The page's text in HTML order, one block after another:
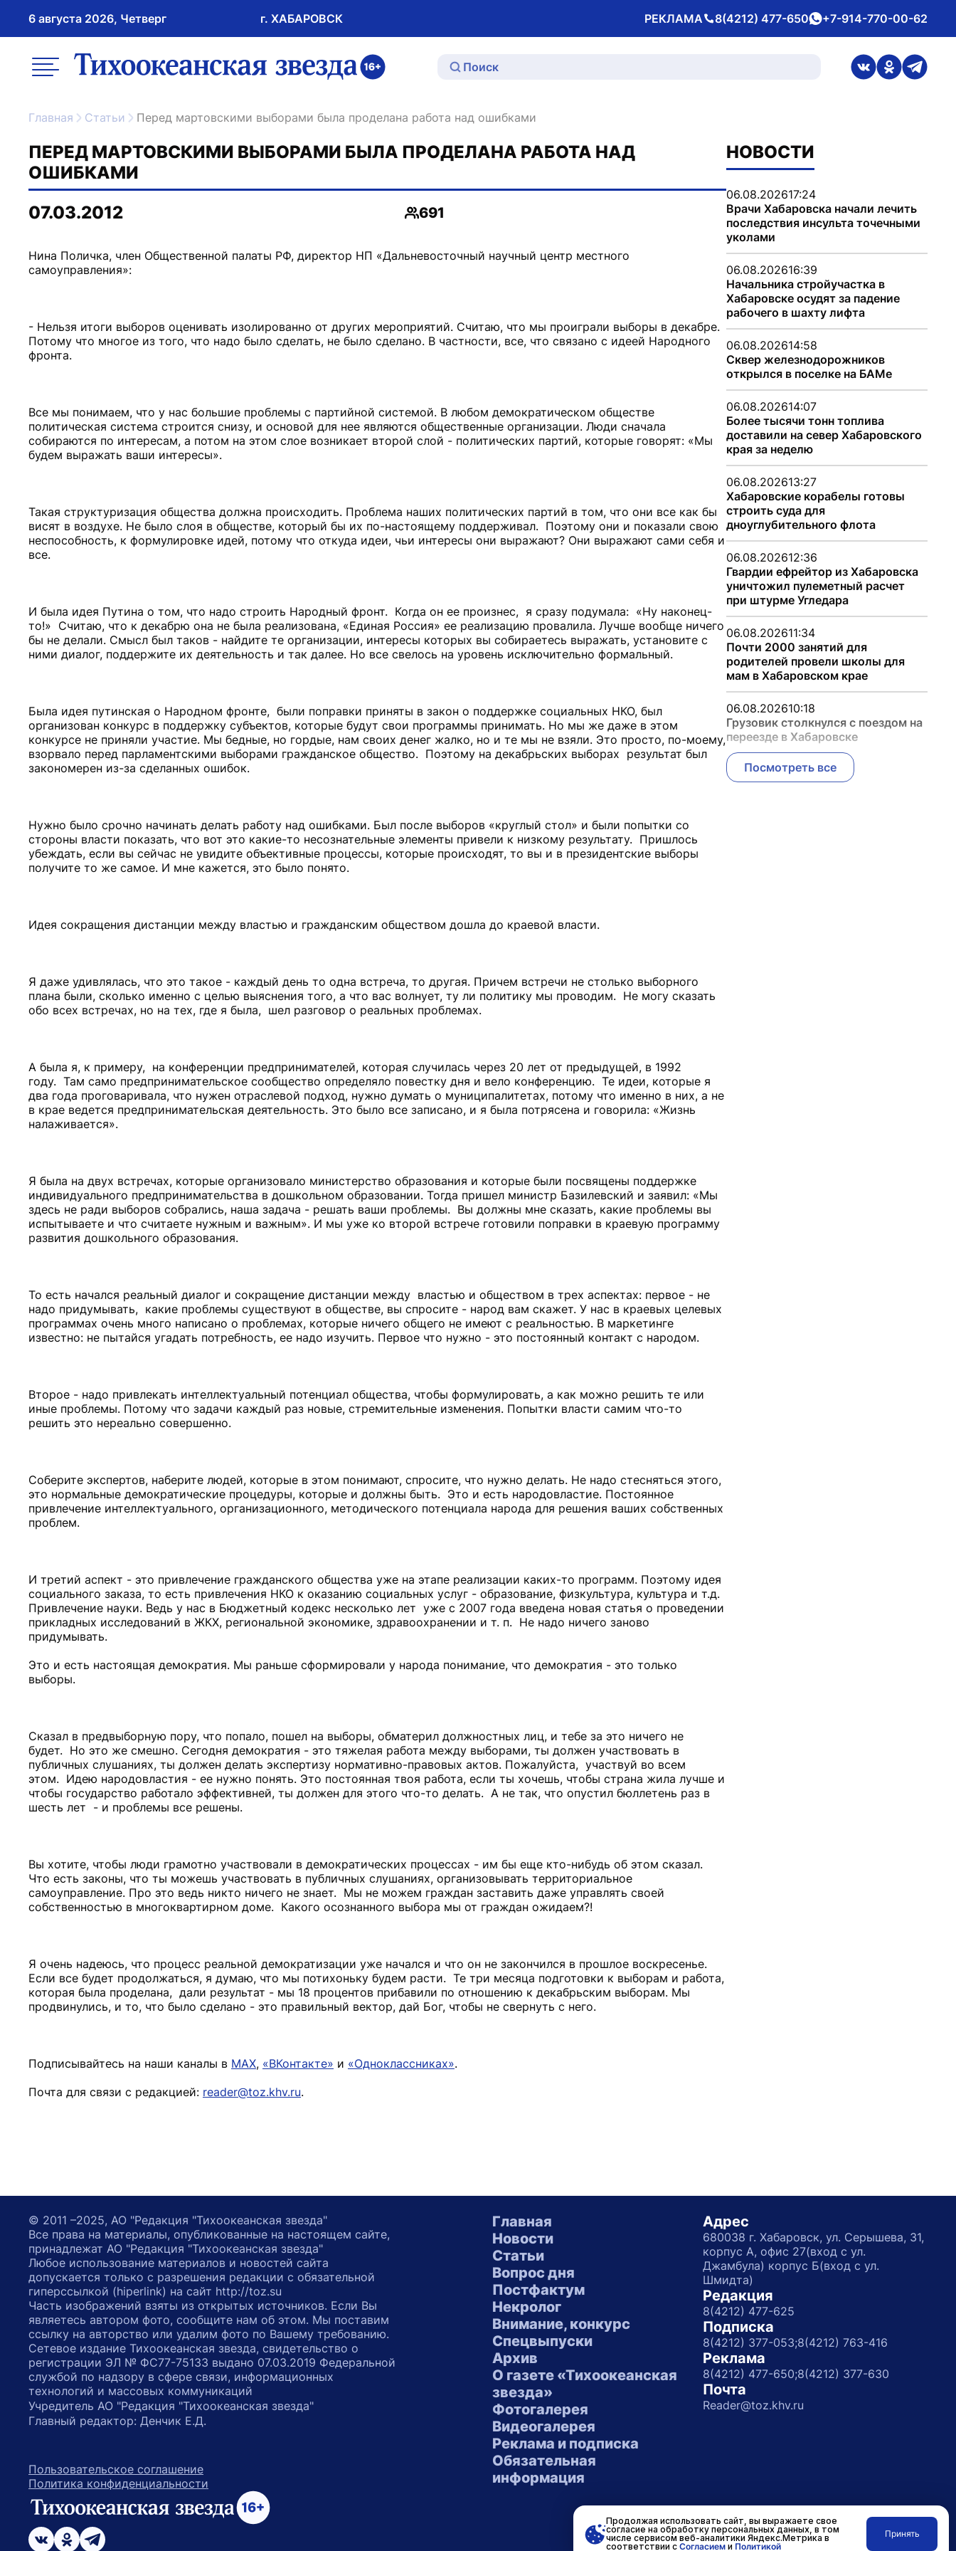
6 августа 2026, Четверг г. ХАБАРОВСК РЕКЛАМА
Телефон 8(4212) 477-650whatsApp
+7-914-770-00-62
меню ссылка на главную
ссылка на
ссылка на
Главная Статьи Перед мартовскими выборами была проделана работа над ошибками
ПЕРЕД МАРТОВСКИМИ ВЫБОРАМИ БЫЛА ПРОДЕЛАНА РАБОТА НАД
ОШИБКАМИ
07.03.2012
Просмотры
691
Нина Поличка, член Общественной палаты РФ, директор НП «Дальневосточный научный центр местного
самоуправления»:
- Нельзя итоги выборов оценивать изолированно от других мероприятий. Считаю, что мы проиграли выборы в декабре.
Потому что многое из того, что надо было сделать, не было сделано. В частности, все, что связано с идеей Народного
фронта.
Все мы понимаем, что у нас большие проблемы с партийной системой. В любом демократическом обществе
политическая система строится снизу, и основой для нее являются общественные организации. Люди сначала
собираются по интересам, а потом на этом слое возникает второй слой - политических партий, которые говорят: «Мы
будем выражать ваши интересы».
Такая структуризация общества должна происходить. Проблема наших политических партий в том, что они все как бы
висят в воздухе. Не было слоя в обществе, который бы их по-настоящему поддерживал. Поэтому они и показали свою
неспособность, к формулировке идей, потому что откуда идеи, чьи интересы они выражают? Они выражают сами себя и
все.
И была идея Путина о том, что надо строить Народный фронт. Когда он ее произнес, я сразу подумала: «Ну наконец-
то!» Считаю, что к декабрю она не была реализована, «Единая Россия» ее реализацию провалила. Лучше вообще ничего
бы не делали. Смысл был таков - найдите те организации, интересы которых вы собираетесь выражать, установите с
ними диалог, поддержите их деятельность и так далее. Но все свелось на уровень исключительно формальный.
Была идея путинская о Народном фронте, были поправки приняты в закон о поддержке социальных НКО, был
организован конкурс в поддержку субъектов, которые будут свои программы принимать. Но мы же даже в этом
конкурсе не приняли участие. Мы бедные, но гордые, нам своих денег жалко, но и те мы не взяли. Это просто, по-моему,
взорвало перед парламентскими выборами гражданское общество. Поэтому на декабрьских выборах результат был
закономерен из-за сделанных ошибок.
Нужно было срочно начинать делать работу над ошибками. Был после выборов «круглый стол» и были попытки со
стороны власти показать, что вот это какие-то несознательные элементы привели к низкому результату. Пришлось
убеждать, если вы сейчас не увидите объективные процессы, которые происходят, то вы и в президентские выборы
получите то же самое. И мне кажется, это было понято.
Идея сокращения дистанции между властью и гражданским обществом дошла до краевой власти.
Я даже удивлялась, что это такое - каждый день то одна встреча, то другая. Причем встречи не столько выборного
плана были, сколько именно с целью выяснения того, а что вас волнует, ту ли политику мы проводим. Не могу сказать
обо всех встречах, но на тех, где я была, шел разговор о реальных проблемах.
А была я, к примеру, на конференции предпринимателей, которая случилась через 20 лет от предыдущей, в 1992
году. Там само предпринимательское сообщество определяло повестку дня и вело конференцию. Те идеи, которые я
два года проговаривала, что нужен отраслевой подход, нужно думать о муниципалитетах, потому что именно в них, а не
в крае ведется предпринимательская деятельность. Это было все записано, и я была потрясена и говорила: «Жизнь
налаживается».
Я была на двух встречах, которые организовало министерство образования и которые были посвящены поддержке
индивидуального предпринимательства в дошкольном образовании. Тогда пришел министр Базилевский и заявил: «Мы
здесь не ради выборов собрались, наша задача - решать ваши проблемы. Вы должны мне сказать, какие проблемы вы
испытываете и что считаете нужным и важным». И мы уже ко второй встрече готовили поправки в краевую программу
развития дошкольного образования.
То есть начался реальный диалог и сокращение дистанции между властью и обществом в трех аспектах: первое - не
надо придумывать, какие проблемы существуют в обществе, вы спросите - народ вам скажет. У нас в краевых целевых
программах очень много написано о проблемах, которые ничего общего не имеют с реальностью. В маркетинге
известно: не пытайся угадать потребность, ее надо изучить. Первое что нужно - это постоянный контакт с народом.
Второе - надо привлекать интеллектуальный потенциал общества, чтобы формулировать, а как можно решить те или
иные проблемы. Потому что задачи каждый раз новые, стремительные изменения. Попытки власти самим что-то
решить это нереально совершенно.
Соберите экспертов, наберите людей, которые в этом понимают, спросите, что нужно делать. Не надо стесняться этого,
это нормальные демократические процедуры, которые и должны быть. Это и есть народовластие. Постоянное
привлечение интеллектуального, организационного, методического потенциала народа для решения ваших собственных
проблем.
И третий аспект - это привлечение гражданского общества уже на этапе реализации каких-то программ. Поэтому идея
социального заказа, то есть привлечения НКО к оказанию социальных услуг - образование, физкультура, культура и т.д.
Привлечение науки. Ведь у нас в Бюджетный кодекс несколько лет уже с 2007 года введена новая статья о проведении
прикладных исследований в ЖКХ, региональной экономике, здравоохранении и т. п. Не надо ничего заново
придумывать.
Это и есть настоящая демократия. Мы раньше сформировали у народа понимание, что демократия - это только
выборы.
Сказал в предвыборную пору, что попало, пошел на выборы, обматерил должностных лиц, и тебе за это ничего не
будет. Но это же смешно. Сегодня демократия - это тяжелая работа между выборами, ты должен участвовать в
публичных слушаниях, ты должен делать экспертизу нормативно-правовых актов. Пожалуйста, участвуй во всем
этом. Идею народовластия - ее нужно понять. Это постоянная твоя работа, если ты хочешь, чтобы страна жила лучше и
чтобы государство работало эффективней, ты должен для этого что-то делать. А не так, что опустил бюллетень раз в
шесть лет - и проблемы все решены.
Вы хотите, чтобы люди грамотно участвовали в демократических процессах - им бы еще кто-нибудь об этом сказал.
Что есть законы, что ты можешь участвовать в публичных слушаниях, организовывать территориальное
самоуправление. Про это ведь никто ничего не знает. Мы не можем граждан заставить даже управлять своей
собственностью в многоквартирном доме. Какого осознанного выбора мы от граждан ожидаем?!
Я очень надеюсь, что процесс реальной демократизации уже начался и что он не закончился в прошлое воскресенье.
Если все будет продолжаться, я думаю, что мы потихоньку будем расти. Те три месяца подготовки к выборам и работа,
которая была проделана, дали результат - мы 18 процентов прибавили по отношению к декабрьским выборам. Мы
продвинулись, и то, что было сделано - это правильный вектор, дай Бог, чтобы не свернуть с него.
Подписывайтесь на наши каналы в MAX, «ВКонтакте» и «Одноклассниках».
Почта для связи с редакцией: reader@toz.khv.ru.
НОВОСТИ
06.08.202617:24
Врачи Хабаровска начали лечить
последствия инсульта точечными
уколами
06.08.202616:39
Начальника стройучастка в
Хабаровске осудят за падение
рабочего в шахту лифта
06.08.202614:58
Сквер железнодорожников
открылся в поселке на БАМе
06.08.202614:07
Более тысячи тонн топлива
доставили на север Хабаровского
края за неделю
06.08.202613:27
Хабаровские корабелы готовы
строить суда для
дноуглубительного флота
06.08.202612:36
Гвардии ефрейтор из Хабаровска
уничтожил пулеметный расчет
при штурме Угледара
06.08.202611:34
Почти 2000 занятий для
родителей провели школы для
мам в Хабаровском крае
06.08.202610:18
Грузовик столкнулся с поездом на
переезде в Хабаровске
Посмотреть все
Главная
Новости
Статьи
Вопрос дня
Постфактум
Некролог
Внимание, конкурс
Спецвыпуски
Архив
О газете «Тихоокеанская
звезда»
Фотогалерея
Видеогалерея
Реклама и подписка
Обязательная
информация
Адрес
680038 г. Хабаровск, ул. Серышева, 31,
корпус А, офис 27(вход с ул.
Джамбула) корпус Б(вход с ул.
Шмидта)
Редакция
8(4212) 477-625
Подписка
8(4212) 377-053;8(4212) 763-416
Реклама
8(4212) 477-650;8(4212) 377-630
Почта
Reader@toz.khv.ru
© 2011 –2025, АО "Редакция "Тихоокеанская звезда"
Все права на материалы, опубликованные на настоящем сайте,
принадлежат АО "Редакция "Тихоокеанская звезда"
Любое использование материалов и новостей сайта
допускается только с разрешения редакции с обязательной
гиперссылкой (hiperlink) на сайт http://toz.su
Часть изображений взяты из открытых источников. Если Вы
являетесь автором фото, сообщите нам об этом. Мы поставим
ссылку на авторство или удалим фото по Вашему требованию.
Сетевое издание Тихоокеанская звезда, свидетельство о
регистрации ЭЛ № ФС77-75133 выдано 07.03.2019 Федеральной
службой по надзору в сфере связи, информационных
технологий и массовых коммуникаций
Учредитель АО "Редакция "Тихоокеанская звезда"
Главный редактор: Денчик Е.Д.
Пользовательское соглашение
Политика конфиденциальности
ссылка на главную
возрастное ограничение 16+
ссылка на страницу в Вконтакте
ссылка на страницу в Одноклассниках
ссылка на канал в Телеграмм Разработано вRASA
Продолжая использовать сайт, вы выражаете свое
согласие на обработку персональных данных, в том
числе сервисом веб-аналитики Яндекс.Метрика в
соответствии с Согласиеми Политикой
Принять